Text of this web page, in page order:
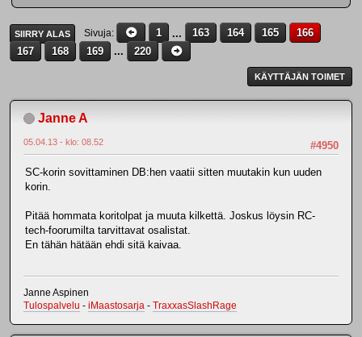
SIIRRY ALAS Sivuja 1 ... 163 164 165
166
167
168 169 ... 220
KÄYTTÄJÄN TOIMET
Janne A
#4950
05.04.13 - klo: 08.52
SC-korin sovittaminen DB:hen vaatii sitten muutakin kun uuden
korin.
Pitää hommata koritolpat ja muuta kilkettä. Joskus löysin RC-
tech-foorumilta tarvittavat osalistat.
En tähän hätään ehdi sitä kaivaa.
Janne Aspinen
Tulospalvelu - iMaastosarja - TraxxasSlashRage